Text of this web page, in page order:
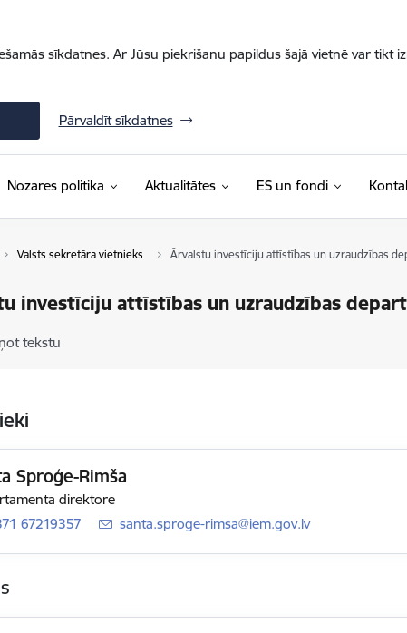
sīkdatnes. Ar Jūsu piekrišanu papildus šajā vietnē var tikt
Pārvaldīt sīkdatnes
Nozares politika Aktualitātes ES un fondi
Valsts sekretāra vietnieks Ārvalstu investīciju attīstības un uzraudzības
investīciju attīstības un uzraudzības
tekstu
Sproģe-Rimša
direktore
67219357
E-pasts:
santa.sproge-rimsa@iem.gov.lv